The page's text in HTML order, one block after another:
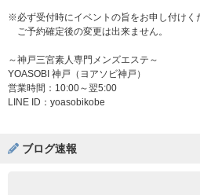
※必ず受付時にイベントの旨をお申し付けく
ご予約確定後の変更は出来ません。
～神戸三宮素人専門メンズエステ～
YOASOBI 神戸（ヨアソビ神戸）
営業時間：10:00～翌5:00
LINE ID：yoasobikobe
ブログ速報